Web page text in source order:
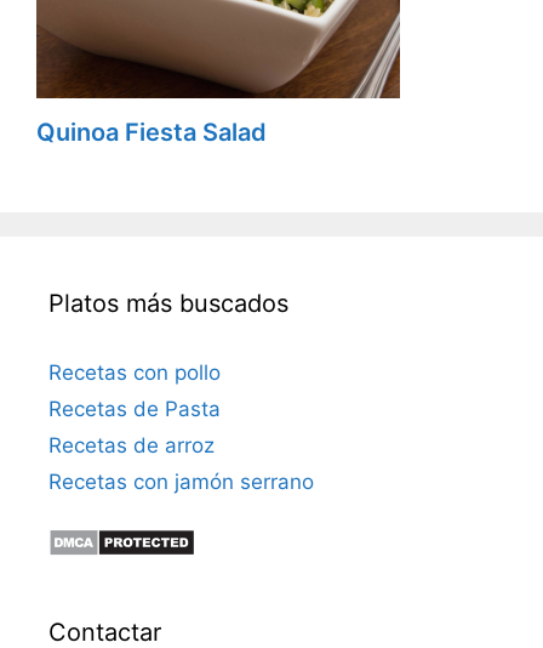
Quinoa Fiesta Salad
Platos más buscados
Recetas con pollo
Recetas de Pasta
Recetas de arroz
Recetas con jamón serrano
Contactar